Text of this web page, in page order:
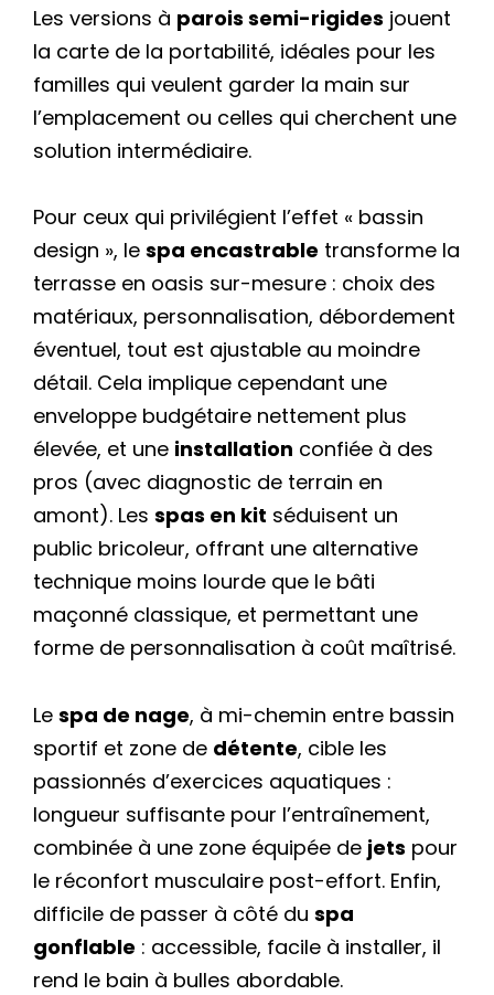
Les versions à parois semi-rigides jouent
la carte de la portabilité, idéales pour les
familles qui veulent garder la main sur
l’emplacement ou celles qui cherchent une
solution intermédiaire.
Pour ceux qui privilégient l’effet « bassin
design », le spa encastrable transforme la
terrasse en oasis sur-mesure : choix des
matériaux, personnalisation, débordement
éventuel, tout est ajustable au moindre
détail. Cela implique cependant une
enveloppe budgétaire nettement plus
élevée, et une installation confiée à des
pros (avec diagnostic de terrain en
amont). Les spas en kit séduisent un
public bricoleur, offrant une alternative
technique moins lourde que le bâti
maçonné classique, et permettant une
forme de personnalisation à coût maîtrisé.
Le spa de nage, à mi-chemin entre bassin
sportif et zone de détente, cible les
passionnés d’exercices aquatiques :
longueur suffisante pour l’entraînement,
combinée à une zone équipée de jets pour
le réconfort musculaire post-effort. Enfin,
difficile de passer à côté du spa
gonflable : accessible, facile à installer, il
rend le bain à bulles abordable.